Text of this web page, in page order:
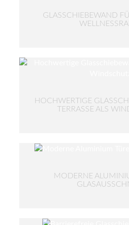
GLASSCHIEBEWAND
HOCHWERTIGE
TERRASSE ALS
MODERNE